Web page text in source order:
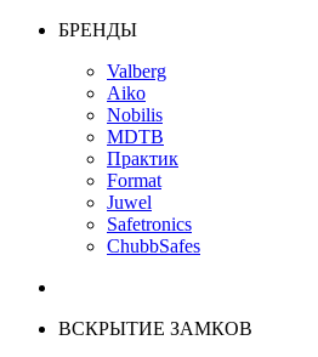
БРЕНДЫ
Valberg
Aiko
Nobilis
MDTB
Практик
Format
Juwel
Safetronics
ChubbSafes
ВСКРЫТИЕ ЗАМКОВ